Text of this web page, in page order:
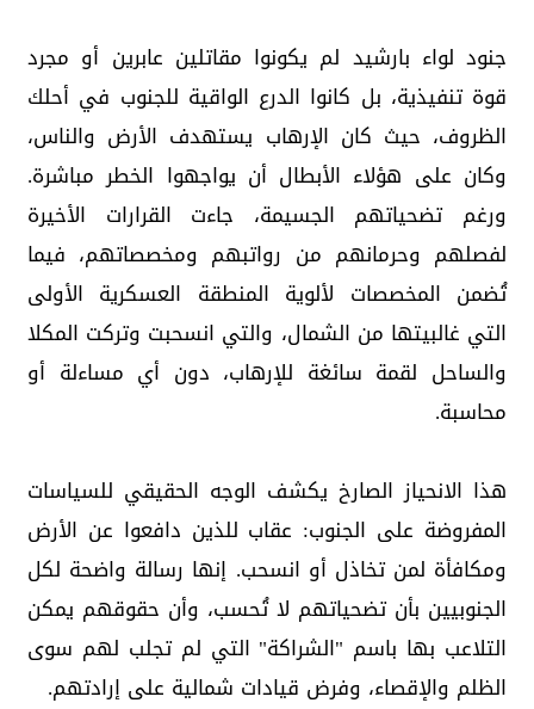
جنود لواء بارشيد لم يكونوا مقاتلين عابرين أو مجرد
قوة تنفيذية، بل كانوا الدرع الواقية للجنوب في أحلك
الظروف، حيث كان الإرهاب يستهدف الأرض والناس،
وكان على هؤلاء الأبطال أن يواجهوا الخطر مباشرة.
ورغم تضحياتهم الجسيمة، جاءت القرارات الأخيرة
لفصلهم وحرمانهم من رواتبهم ومخصصاتهم، فيما
تُضمن المخصصات لألوية المنطقة العسكرية الأولى
التي غالبيتها من الشمال، والتي انسحبت وتركت المكلا
والساحل لقمة سائغة للإرهاب، دون أي مساءلة أو
محاسبة.
هذا الانحياز الصارخ يكشف الوجه الحقيقي للسياسات
المفروضة على الجنوب: عقاب للذين دافعوا عن الأرض
ومكافأة لمن تخاذل أو انسحب. إنها رسالة واضحة لكل
الجنوبيين بأن تضحياتهم لا تُحسب، وأن حقوقهم يمكن
التلاعب بها باسم "الشراكة" التي لم تجلب لهم سوى
الظلم والإقصاء، وفرض قيادات شمالية على إرادتهم.